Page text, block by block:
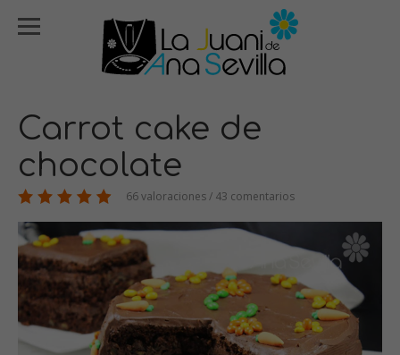
Carrot cake de
chocolate
66 valoraciones / 43 comentarios